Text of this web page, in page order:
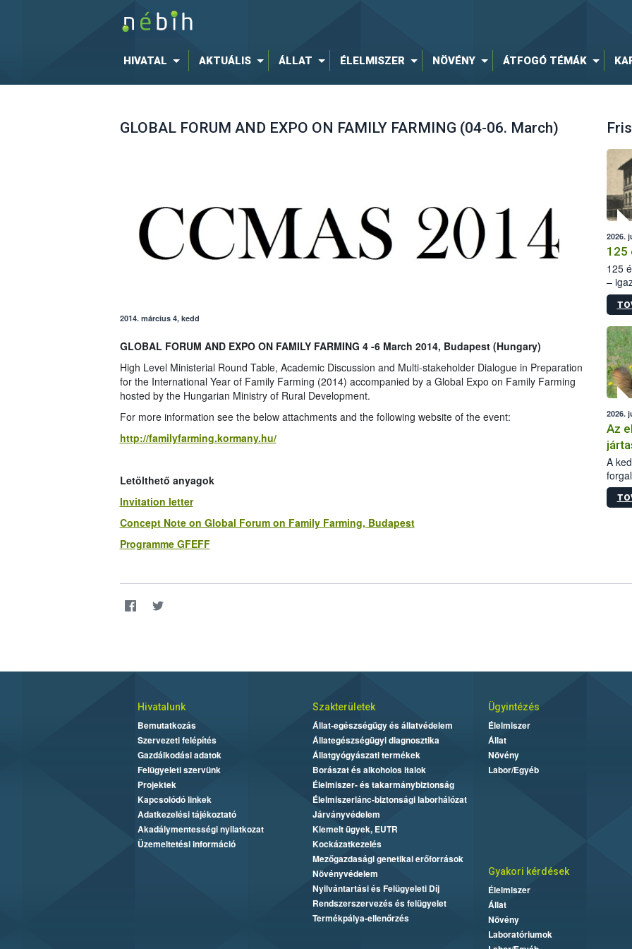
HIVATAL AKTUÁLIS ÁLLAT ÉLELMISZER NÖVÉNY ÁTFOGÓ TÉMÁK
GLOBAL FORUM AND EXPO ON FAMILY FARMING (04-06. March)
2014. március 4, kedd
GLOBAL FORUM AND EXPO ON FAMILY FARMING 4 -6 March 2014, Budapest (Hungary)
High Level Ministerial Round Table, Academic Discussion and Multi-stakeholder Dialogue in Preparation
for the International Year of Family Farming (2014) accompanied by a Global Expo on Family Farming
hosted by the Hungarian Ministry of Rural Development.
For more information see the below attachments and the following website of the event:
http://familyfarming.kormany.hu/
Letölthető anyagok
Invitation letter
Concept Note on Global Forum on Family Farming, Budapest
Programme GFEFF
2026.
125
125
–
15.
2026.
Az
A
Hivatalunk
Bemutatkozás
Szervezeti felépítés
Gazdálkodási adatok
Felügyeleti szervünk
Projektek
Kapcsolódó linkek
Adatkezelési tájékoztató
Akadálymentességi nyilatkozat
Üzemeltetési információ
Szakterületek
Állat-egészségügy és állatvédelem
Állategészségügyi diagnosztika
Állatgyógyászati termékek
Borászat és alkoholos italok
Élelmiszer- és takarmánybiztonság
Élelmiszerlánc-biztonsági laborhálózat
Járványvédelem
Kiemelt ügyek, EUTR
Kockázatkezelés
Mezőgazdasági genetikai erőforrások
Növényvédelem
Nyilvántartási és Felügyeleti Díj
Rendszerszervezés és felügyelet
Termékpálya-ellenőrzés
Ügyintézés
Élelmiszer
Állat
Növény
Labor/Egyéb
Gyakori kérdések
Élelmiszer
Állat
Növény
Laboratóriumok